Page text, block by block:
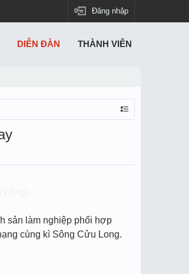
Đăng nhập
sản làm nghiệp phối hợp
cùng kì Sông Cửu Long.
DIỄN ĐÀN THÀNH VIÊN